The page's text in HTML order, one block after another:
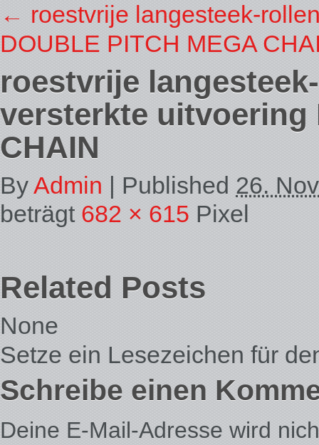
← roestvrije langesteek-
DOUBLE PITCH MEGA
roestvrije
versterkte uitvoering
CHAIN
ByAdmin | Published 26.
beträgt 682 × 615 Pixel
Related Posts
None
Setze ein Lesezeichen für
Schreibe einen
Deine E-Mail-Adresse wird